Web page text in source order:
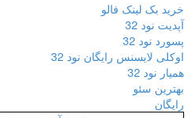
خرید بک لینک فالو
آپدیت نود 32
پسورد نود 32
اوکلی لایسنس رایگان نود 32
همیار نود 32
بهترین سئو
رایگان